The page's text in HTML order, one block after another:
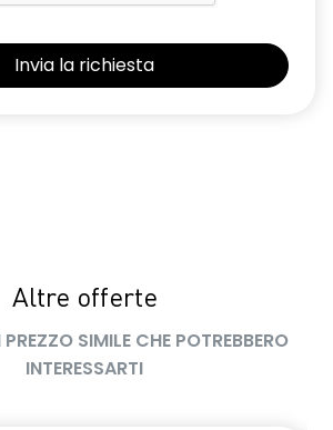
riscaldabili e ripiegabili
attiva con riconoscimento
stato di vigilanza del conducente
Altre offerte
SIMILE CHE POTREBBERO
INTERESSARTI